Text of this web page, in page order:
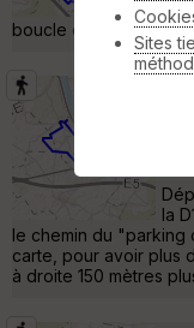
boucle de 14 KM en
la
le chemin du "parking
carte, pour avoir plus
à droite 150 mètres
Sites